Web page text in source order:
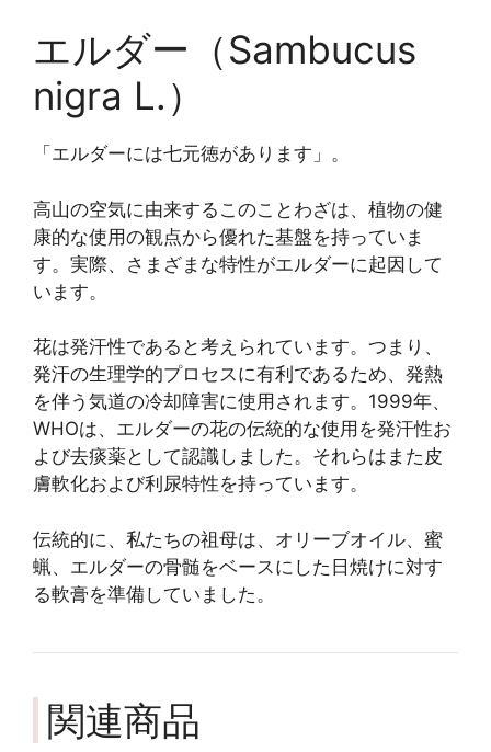
エルダー（Sambucus
nigra L.）
「エルダーには七元徳があります」。
高山の空気に由来するこのことわざは、植物の健
康的な使用の観点から優れた基盤を持っていま
す。実際、さまざまな特性がエルダーに起因して
います。
花は発汗性であると考えられています。つまり、
発汗の生理学的プロセスに有利であるため、発熱
を伴う気道の冷却障害に使用されます。1999年、
WHOは、エルダーの花の伝統的な使用を発汗性お
よび去痰薬として認識しました。それらはまた皮
膚軟化および利尿特性を持っています。
伝統的に、私たちの祖母は、オリーブオイル、蜜
蝋、エルダーの骨髄をベースにした日焼けに対す
る軟膏を準備していました。
関連商品